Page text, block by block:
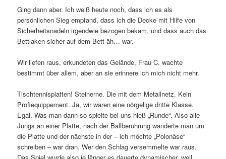
Ging dann aber. Ich weiß heute noch, dass ich es als
persönlichen Sieg empfand, dass ich die Decke mit Hilfe von
Sicherheitsnadeln irgendwie bezogen bekam, und dass auch das
Bettlaken sicher auf dem Bett äh… war.
Wir liefen raus, erkundeten das Gelände, Frau C. wachte
bestimmt über allem, aber an sie erinnere ich mich nicht mehr.
Tischtennisplatten! Steinerne. Die mit dem Metallnetz. Kein
Profiequippement. Ja, wir waren eine nörgelige dritte Klasse.
Egal. Was man dann so spielte bei uns hieß „Runde“. Also alle
Jungs an einer Platte, nach der Ballberührung wanderte man um
die Platte und der nächste in der – ich möchte „Polonäse“
schreiben – war dran. Wer den Schlag versemmelte war raus.